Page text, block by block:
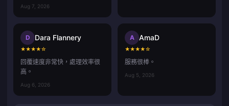
Aug 7, 2026
D Dara Flannery
★★★★☆
回覆速度非常快，處理效率很
高。
Aug 6, 2026
A AmaD
★★★★☆
服務很棒。
Aug 5, 2026